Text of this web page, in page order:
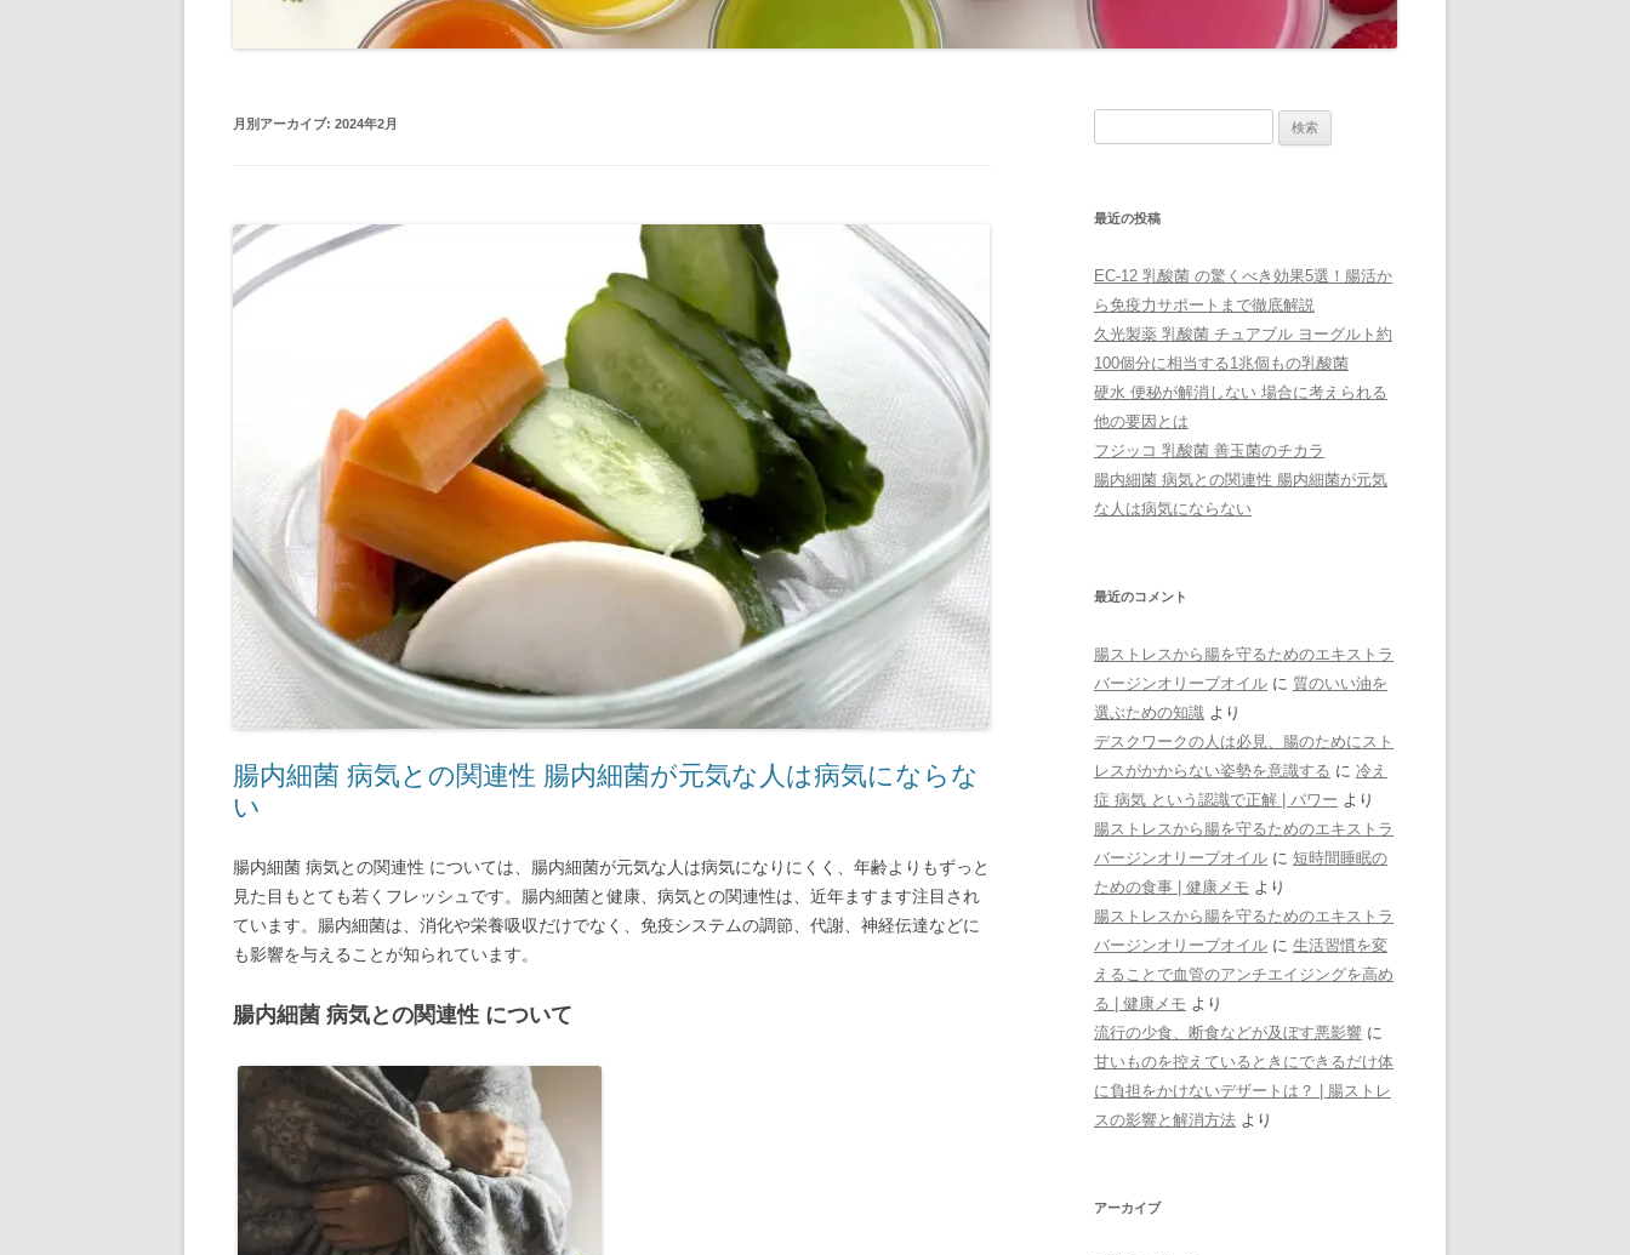
月別アーカイブ: 2024年2月
腸内細菌 病気との関連性 腸内細菌が元気な人は病気にならな
い
腸内細菌 病気との関連性 については、腸内細菌が元気な人は病気になりにくく、年齢よりもずっと
見た目もとても若くフレッシュです。腸内細菌と健康、病気との関連性は、近年ますます注目され
ています。腸内細菌は、消化や栄養吸収だけでなく、免疫システムの調節、代謝、神経伝達などに
も影響を与えることが知られています。
腸内細菌 病気との関連性 について
最近の投稿
EC-12 乳酸菌 の驚くべき効果5選！腸活か
ら免疫力サポートまで徹底解説
久光製薬 乳酸菌 チュアブル ヨーグルト約
100個分に相当する1兆個もの乳酸菌
硬水 便秘が解消しない 場合に考えられる
他の要因とは
フジッコ 乳酸菌 善玉菌のチカラ
腸内細菌 病気との関連性 腸内細菌が元気
な人は病気にならない
最近のコメント
腸ストレスから腸を守るためのエキストラ
バージンオリーブオイル に 質のいい油を
選ぶための知識 より
デスクワークの人は必見、腸のためにスト
レスがかからない姿勢を意識する に 冷え
症 病気 という認識で正解 | パワー より
腸ストレスから腸を守るためのエキストラ
バージンオリーブオイル に 短時間睡眠の
ための食事 | 健康メモ より
腸ストレスから腸を守るためのエキストラ
バージンオリーブオイル に 生活習慣を変
えることで血管のアンチエイジングを高め
る | 健康メモ より
流行の少食、断食などが及ぼす悪影響 に
甘いものを控えているときにできるだけ体
に負担をかけないデザートは？ | 腸ストレ
スの影響と解消方法 より
アーカイブ